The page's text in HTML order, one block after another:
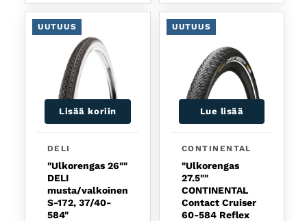
UUTUUS
Lisää koriin
DELI
"Ulkorengas 26""
DELI
musta/valkoinen
S-172, 37/40-
584"
UUTUUS
Lue lisää
CONTINENTAL
"Ulkorengas
27.5""
CONTINENTAL
Contact Cruiser
60-584 Reflex